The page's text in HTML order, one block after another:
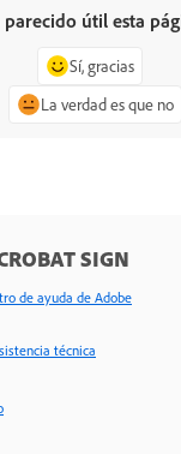
parecido útil esta
Sí, gracias
La verdad es que no
SIGN
de ayuda de Adobe
técnica